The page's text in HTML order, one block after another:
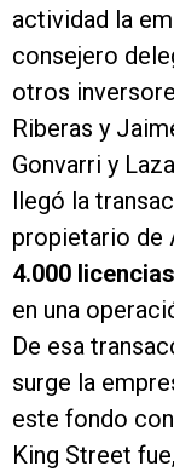
actividad la
consejero
otros
Riberas y
Gonvarri y
llegó la
propietario de
4.000
en una
De esa
surge la
este fondo
King Street